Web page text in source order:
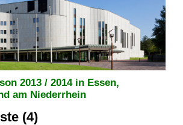
2013 / 2014 in Essen,
am Niederrhein
(4)